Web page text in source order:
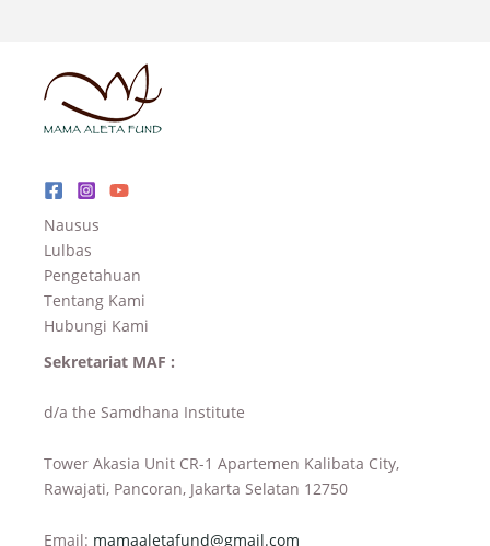
Nausus
Lulbas
Pengetahuan
Tentang Kami
Hubungi Kami
Sekretariat MAF :
d/a the Samdhana Institute
Tower Akasia Unit CR-1 Apartemen Kalibata City,
Rawajati, Pancoran, Jakarta Selatan 12750
Email: mamaaletafund@gmail.com